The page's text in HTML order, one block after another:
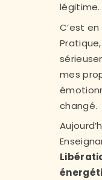
légitime.
C’est
mes
changé.